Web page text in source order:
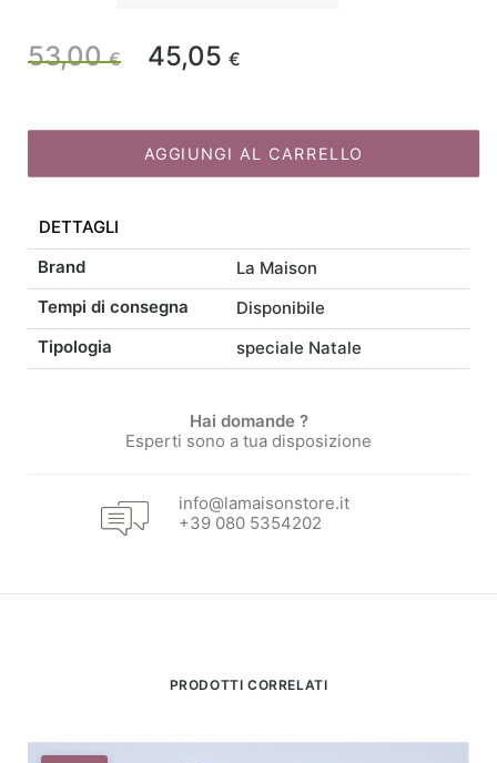
con
quantità
53,00€
originale
53,00 €.
45,05 €
attuale
45,05 €.
AGGIUNGI AL CARRELLO
DETTAGLI
Brand
La Maison
Tempi di consegna
Disponibile
Tipologia
speciale Natale
Hai domande ?
Esperti sono a tua disposizione
info@lamaisonstore.it
+39 080 5354202
PRODOTTI CORRELATI